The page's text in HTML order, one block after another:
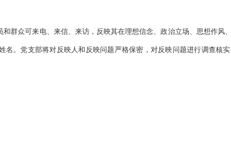
群众可来电、来信、来访，反映其在理想信念、政治立场、思想作风
。党支部将对反映人和反映问题严格保密，对反映问题进行调查核